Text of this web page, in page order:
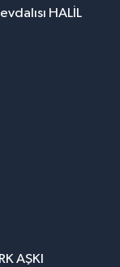
HALİL
AŞKI